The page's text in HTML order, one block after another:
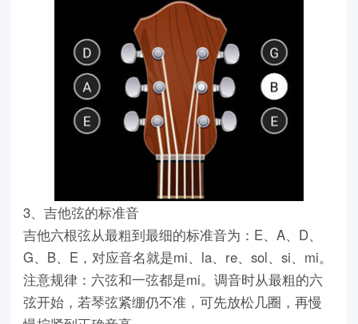
3、吉他弦的标准音
吉他六根弦从最粗到最细的标准音为：E、A、D、
G、B、E，对应音名就是mi、la、re、sol、si、mi。
注意规律：六弦和一弦都是mi。调音时从最粗的六
弦开始，若琴弦紧绷仍不准，可先放松几圈，再慢